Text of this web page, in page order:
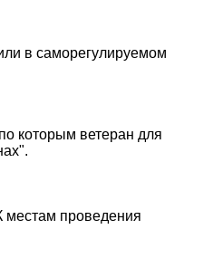
в саморегулируемом
которым ветеран для
местам проведения